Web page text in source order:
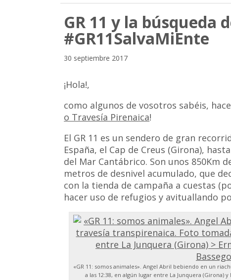
GR 11 y la búsqueda
#GR11SalvaMiEnte
30 septiembre 2017
¡Hola!,
como algunos de vosotros sabéis,
o Travesía Pirenaica!
El GR 11 es un sendero de gran
España, el Cap de Creus (Girona),
del Mar Cantábrico. Son unos 850Km
metros de desnivel acumulado, que
con la tienda de campaña a cuestas
hacer uso de refugios y avituallando
«GR 11: somos animales». Angel Abril bebiendo en un
a las 12:38, en algún lugar entre La Junquera (Girona)